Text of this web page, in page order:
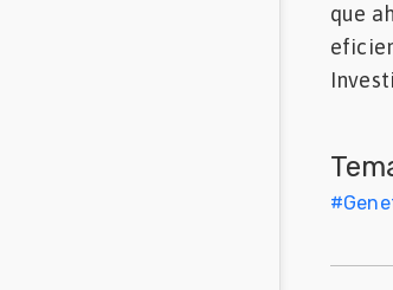
Porcicultura
Mascotas
que
#